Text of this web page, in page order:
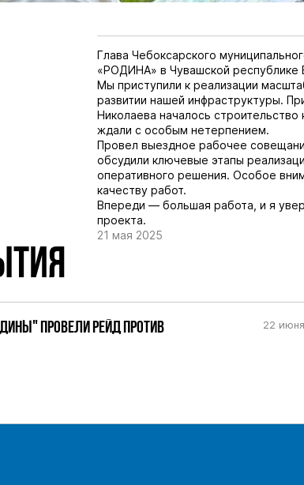
Глава Чебоксарского
«РОДИНА» в Чувашской республике
Мы приступили к реализации
развитии нашей инфраструктуры.
Николаева началось
ждали с особым нетерпением.
Провел выездное рабочее
обсудили ключевые этапы
оперативного решения. Особое
качеству работ.
Впереди — большая работа, и я
проекта.
21 мая 2025
ПРОВЕЛИ РЕЙД ПРОТИВ
22